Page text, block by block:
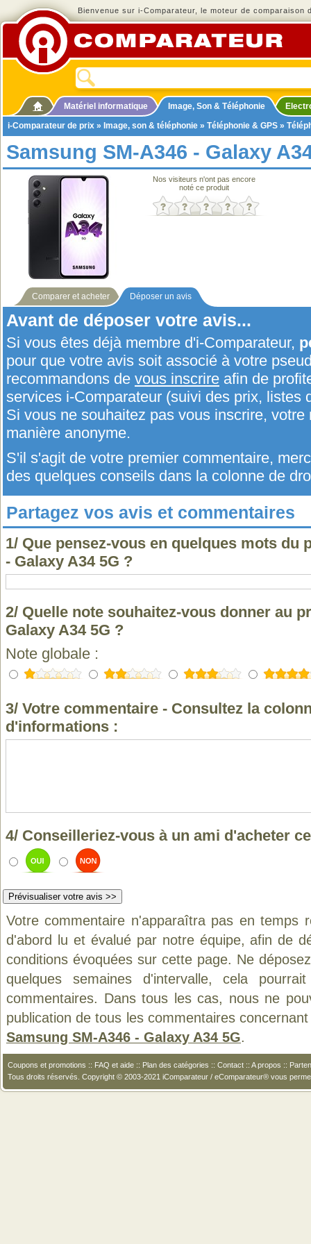
Bienvenue sur i-Comparateur, le moteur de comparaison
Matériel informatique Image, Son & Téléphonie
i-Comparateur de prix » Image, son & téléphonie » Téléphonie & GPS »
Samsung SM-A346 - Galaxy
Nos visiteurs n'ont pas encore
noté ce produit
Comparer et acheter Déposer un avis
Avant de déposer votre avis...
Si vous êtes déjà membre d'i-Comparateur,
pour que votre avis soit associé à votre
recommandons de vous inscrire afin de
services i-Comparateur (suivi des prix, listes
Si vous ne souhaitez pas vous inscrire,
manière anonyme.
S'il s'agit de votre premier commentaire,
des quelques conseils dans la colonne de
Partagez vos avis et commentaires
1/ Que pensez-vous en quelques mots du
- Galaxy A34 5G ?
2/ Quelle note souhaitez-vous donner au
Galaxy A34 5G ?
Note globale :
3/ Votre commentaire - Consultez la
d'informations :
4/ Conseilleriez-vous à un ami d'acheter
Votre commentaire n'apparaîtra pas en temps
d'abord lu et évalué par notre équipe, afin de
conditions évoquées sur cette page. Ne
quelques semaines d'intervalle, cela
commentaires. Dans tous les cas, nous ne
publication de tous les commentaires
Samsung SM-A346 - Galaxy A34 5G.
Coupons et promotions :: FAQ et aide :: Plan des catégories :: Contact :: A propos ::
Tous droits réservés. Copyright © 2003-2021 iComparateur / eComparateur® vous